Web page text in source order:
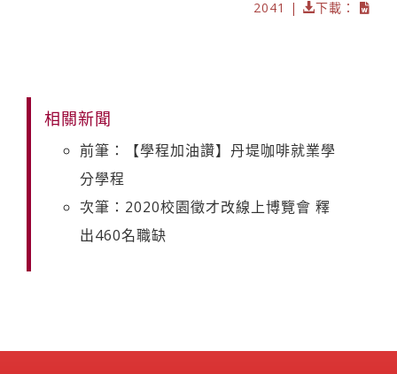
2041 |
下載：
相關新聞
前筆：【學程加油讚】丹堤咖啡就業學
分學程
次筆：2020校園徵才改線上博覽會 釋
出460名職缺